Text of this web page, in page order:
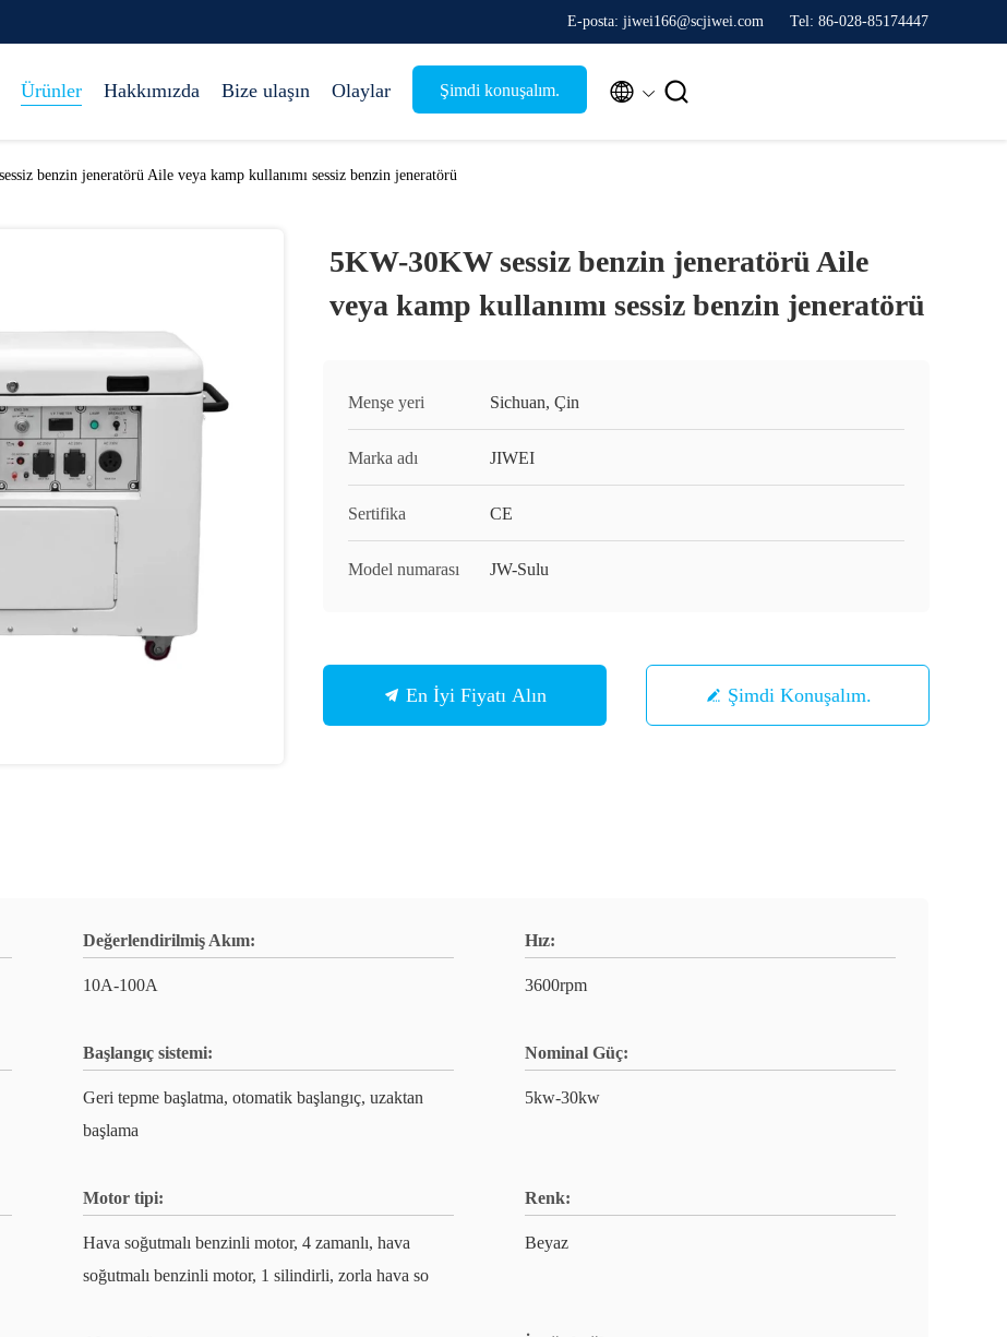
E-posta: jiwei166@scjiwei.com Tel: 86-028-85174447
Ürünler Hakkımızda Bize ulaşın Olaylar Şimdi konuşalım.  
benzin jeneratörü Aile veya kamp kullanımı sessiz benzin jeneratörü
5KW-30KW sessiz benzin jeneratörü Aile
veya kamp kullanımı sessiz benzin jeneratörü
Menşe yeri Sichuan, Çin
Marka adı JIWEI
Sertifika CE
Model numarası JW-Sulu
En İyi Fiyatı Alın Şimdi Konuşalım.
Değerlendirilmiş Akım:
10A-100A
Hız:
3600rpm
Başlangıç ​​sistemi:
Geri tepme başlatma, otomatik başlangıç, uzaktan
başlama
Nominal Güç:
5kw-30kw
Motor tipi:
Hava soğutmalı benzinli motor, 4 zamanlı, hava
soğutmalı benzinli motor, 1 silindirli, zorla hava so
Renk:
Beyaz